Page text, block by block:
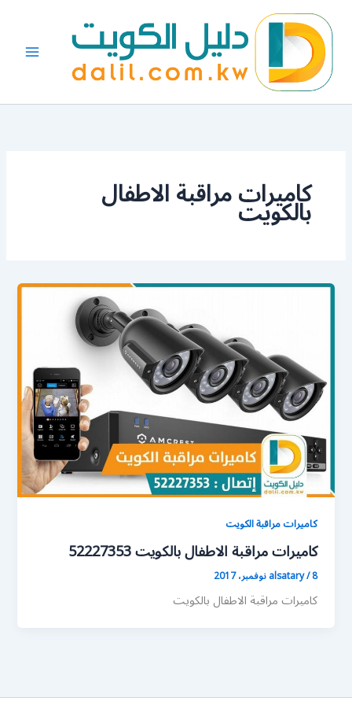
المحتوى
كاميرات مراقبة الاطفال
بالكويت
كاميرات مراقبة الكويت
كاميرات مراقبة الاطفال بالكويت 52227353
alsatary/8 نوفمبر، 2017
كاميرات مراقبة الاطفال بالكويت